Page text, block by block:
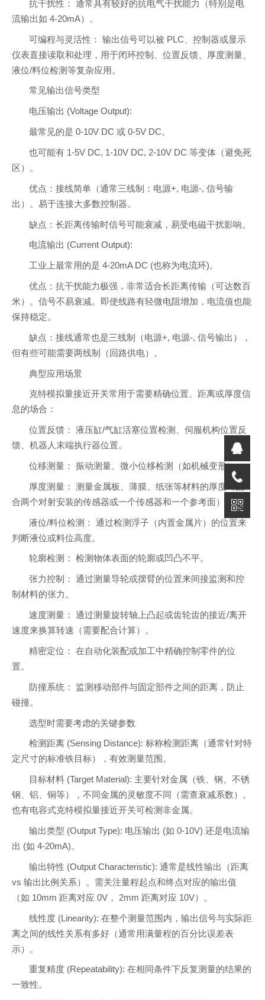
抗干扰性： 通常具有较好的抗电气干扰能力（特别是电
流输出如 4-20mA）。
可编程与灵活性： 输出信号可以被 PLC、控制器或显示
仪表直接读取和处理，用于闭环控制、位置反馈、厚度测量、
液位/料位检测等复杂应用。
常见输出信号类型
电压输出 (Voltage Output):
最常见的是 0-10V DC 或 0-5V DC。
也可能有 1-5V DC, 1-10V DC, 2-10V DC 等变体（避免死
区）。
优点：接线简单（通常三线制：电源+, 电源-, 信号输
出）。易于连接大多数控制器。
缺点：长距离传输时信号可能衰减，易受电磁干扰影响。
电流输出 (Current Output):
工业上最常用的是 4-20mA DC (也称为电流环)。
优点：抗干扰能力极强，非常适合长距离传输（可达数百
米）。信号不易衰减。即使线路有轻微电阻增加，电流值也能
保持稳定。
缺点：接线通常也是三线制（电源+, 电源-, 信号输出），
但有些可能需要两线制（回路供电）。
典型应用场景
克特模拟量接近开关常用于需要精确位置、距离或厚度信
息的场合：
位置反馈： 液压缸/气缸活塞位置检测、伺服机构位置反
馈、机器人末端执行器位置。
位移测量： 振动测量、微小位移检测（如机械变形）。
厚度测量： 测量金属板、薄膜、纸张等材料的厚度（配
合两个对射安装的传感器或一个传感器和一个参考面）。
液位/料位检测： 通过检测浮子（内置金属片）的位置来
判断液位或料位高度。
轮廓检测： 检测物体表面的轮廓或凹凸不平。
张力控制： 通过测量导轮或摆臂的位置来间接监测和控
制材料的张力。
速度测量： 通过测量旋转轴上凸起或齿轮齿的接近/离开
速度来换算转速（需要配合计算）。
精密定位： 在自动化装配或加工中精确控制零件的位
置。
防撞系统： 监测移动部件与固定部件之间的距离，防止
碰撞。
选型时需要考虑的关键参数
检测距离 (Sensing Distance): 标称检测距离（通常针对特
定尺寸的标准铁目标），有效测量范围。
目标材料 (Target Material): 主要针对金属（铁、钢、不锈
钢、铝、铜等），不同金属的灵敏度不同（需查衰减系数）。
也有电容式克特模拟量接近开关可检测非金属。
输出类型 (Output Type): 电压输出 (如 0-10V) 还是电流输
出 (如 4-20mA)。
输出特性 (Output Characteristic): 通常是线性输出（距离
vs 输出比例关系）。需关注量程起点和终点对应的输出值
（如 10mm 距离对应 0V， 2mm 距离对应 10V）。
线性度 (Linearity): 在整个测量范围内，输出信号与实际距
离之间的线性关系有多好（通常用满量程的百分比误差表
示）。
重复精度 (Repeatability): 在相同条件下反复测量的结果的
一致性。